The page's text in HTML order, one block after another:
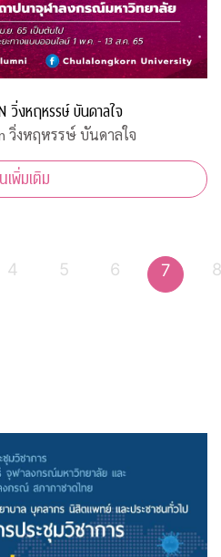
วิ่งหฤหรรษ์ บันดาลใจ
วิ่งหฤหรรษ์ บันดาลใจ
เพิ่มเติม
4 5 6 7 8